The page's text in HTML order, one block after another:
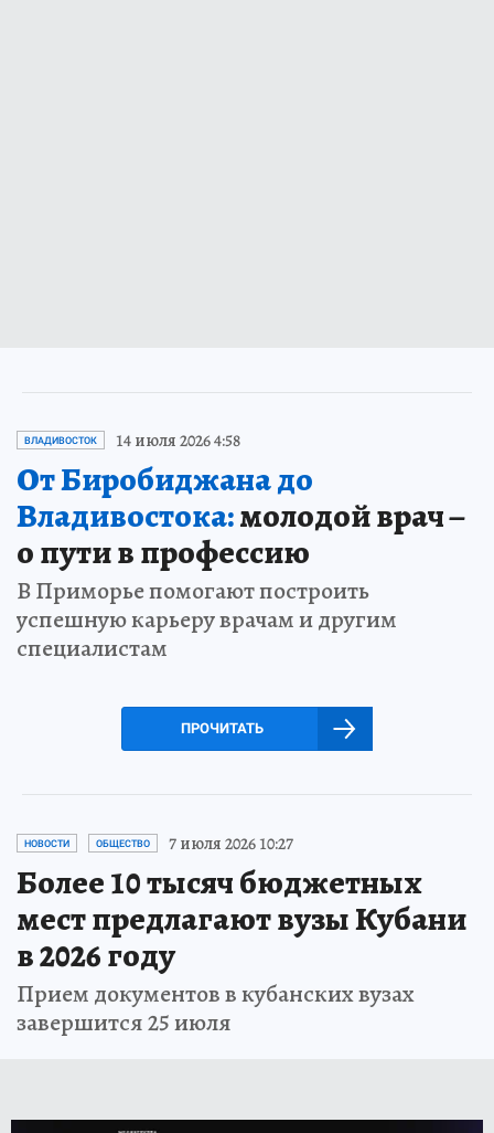
ВЛАДИВОСТОК 14 июля 2026 4:58
От Биробиджана до
Владивостока:молодой врач –
о пути в профессию
В Приморье помогают построить
успешную карьеру врачам и другим
специалистам
ПРОЧИТАТЬ
НОВОСТИ ОБЩЕСТВО 7 июля 2026 10:27
Более 10 тысяч бюджетных
мест предлагают вузы Кубани
в 2026 году
Прием документов в кубанских вузах
завершится 25 июля